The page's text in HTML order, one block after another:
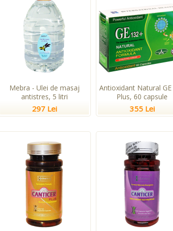
Mebra - Ulei de masaj
antistres, 5 litri
297 Lei
Antioxidant Natural GE
Plus, 60 capsule
355 Lei